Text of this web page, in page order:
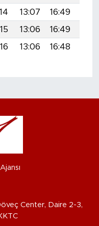
13:07 16:49
13:06 16:49
13:06 16:48
Center, Daire 2-3,